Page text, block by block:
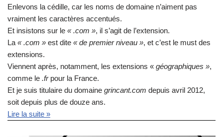
Enlevons la cédille, car les noms de domaine n’aiment pas
vraiment les caractères accentués.
Et insistons sur le « .com », il s’agit de l’extension.
La « .com » est dite « de premier niveau », et c’est le must des
extensions.
Viennent après, notamment, les extensions « géographiques »,
comme le .frpour la France.
Et je suis titulaire du domaine grincant.com depuis avril 2012,
soit depuis plus de douze ans.
Lire la suite »